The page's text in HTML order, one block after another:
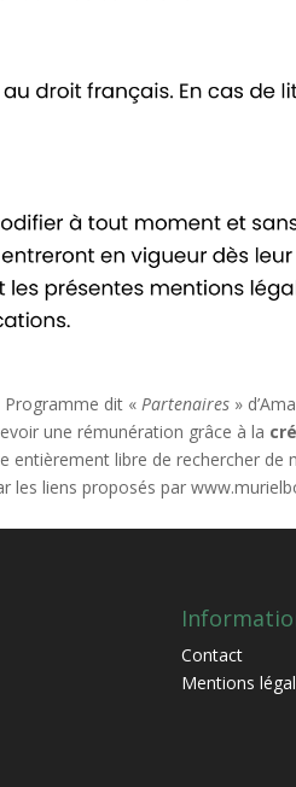
Programme dit « Partenaires »
une rémunération grâce à la
entièrement libre de rechercher de
les liens proposés par
Contact
Mentions